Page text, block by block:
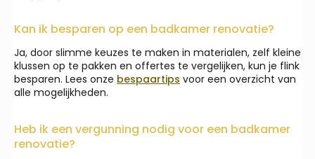
Kan ik besparen op een badkamer renovatie?
Ja, door slimme keuzes te maken in materialen, zelf kleine
klussen op te pakken en offertes te vergelijken, kun je flink
besparen. Lees onze bespaartips voor een overzicht van
alle mogelijkheden.
Heb ik een vergunning nodig voor een badkamer
renovatie?